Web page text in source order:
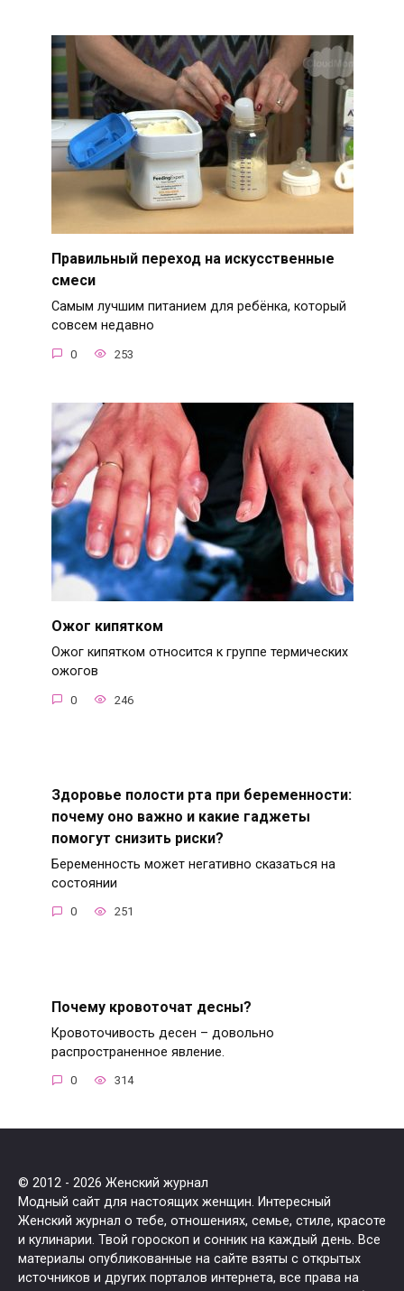
Правильный переход на искусственные
смеси
Самым лучшим питанием для ребёнка, который
совсем недавно
0 253
Ожог кипятком
Ожог кипятком относится к группе термических
ожогов
0 246
Здоровье полости рта при беременности:
почему оно важно и какие гаджеты
помогут снизить риски?
Беременность может негативно сказаться на
состоянии
0 251
Почему кровоточат десны?
Кровоточивость десен – довольно
распространенное явление.
0 314
© 2012 - 2026 Женский журнал
Модный сайт для настоящих женщин. Интересный
Женский журнал о тебе, отношениях, семье, стиле, красоте
и кулинарии. Твой гороскоп и сонник на каждый день. Все
материалы опубликованные на сайте взяты с открытых
источников и других порталов интернета, все права на